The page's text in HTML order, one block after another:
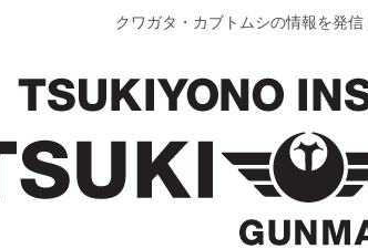
クワガタ・カブトムシの情報を発